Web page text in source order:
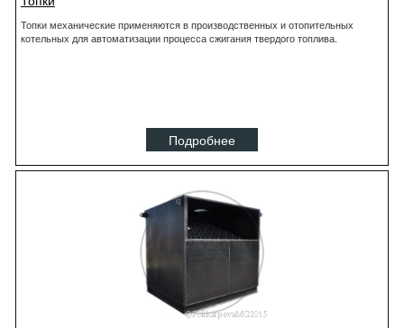
Топки механические применяются в производственных и отопительных
котельных для автоматизации процесса сжигания твердого топлива.
Подробнее